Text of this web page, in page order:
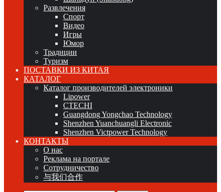
Развлечения
Спорт
Видео
Игры
Юмор
Традиции
Туризм
ПОСТАВКИ ИЗ КИТАЯ
КАТАЛОГ
Каталог производителей электроники
Lipower
CTECHI
Guangdong Yongchao Technology
Shenzhen Yuanchuangli Electronic
Shenzhen Victpower Technology
КОНТАКТЫ
О нас
Реклама на портале
Сотрудничество
与我们合作